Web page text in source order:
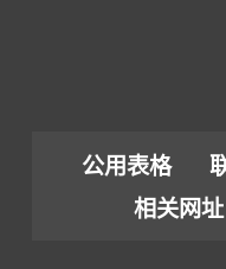
公用表格
相关网址